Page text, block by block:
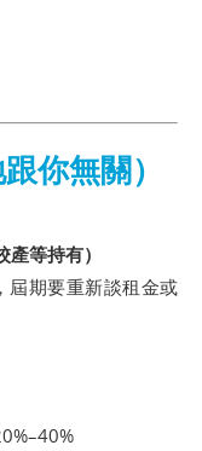
你無關）
等持有）
屆期要重新談租金或